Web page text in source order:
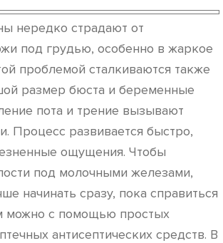
нередко страдают от
под грудью, особенно в жаркое
проблемой сталкиваются также
размер бюста и беременные
пота и трение вызывают
Процесс развивается быстро,
ощущения. Чтобы
под молочными железами,
начинать сразу, пока справиться
можно с помощью простых
антисептических средств. В